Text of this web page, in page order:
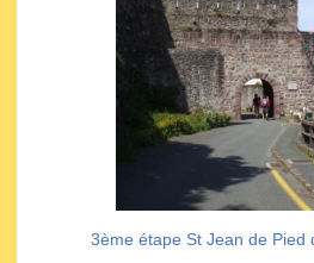
3ème étape St Jean de Pied